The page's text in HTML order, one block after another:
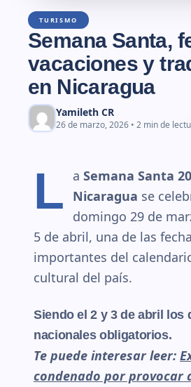
TURISMO
Semana Santa,
vacaciones y
en Nicaragua
Yamileth CR
26 de marzo, 2026 • 2 min de
L a Semana Santa
Nicaragua se
domingo 29 de
5 de abril, una de las
importantes del
cultural del país.
Siendo el 2 y 3 de abril los
nacionales obligatorios.
Te puede interesar leer:
condenado por provocar